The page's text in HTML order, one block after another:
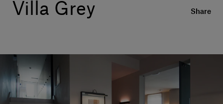
Storie di Design
Villa Grey Share